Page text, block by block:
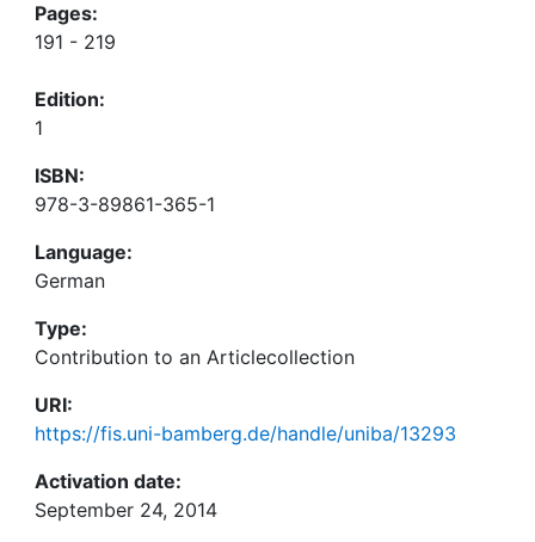
Pages:
191 - 219
Edition:
1
ISBN:
978-3-89861-365-1
Language:
German
Type:
Contribution to an Articlecollection
URI:
https://fis.uni-bamberg.de/handle/uniba/13293
Activation date:
September 24, 2014